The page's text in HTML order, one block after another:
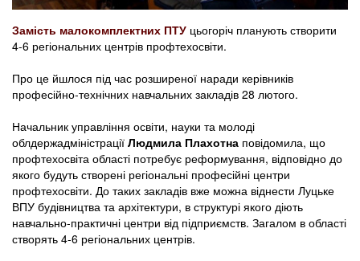
Замість малокомплектних ПТУ цьогоріч планують створити
4-6 регіональних центрів профтехосвіти.
Про це йшлося під час розширеної наради керівників
професійно-технічних навчальних закладів 28 лютого.
Начальник управління освіти, науки та молоді
облдержадміністрації Людмила Плахотна повідомила, що
профтехосвіта області потребує реформування, відповідно до
якого будуть створені регіональні професійні центри
профтехосвіти. До таких закладів вже можна віднести Луцьке
ВПУ будівництва та архітектури, в структурі якого діють
навчально-практичні центри від підприємств. Загалом в області
створять 4-6 регіональних центрів.